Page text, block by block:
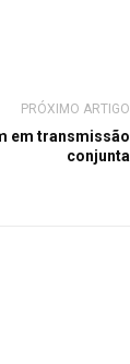
PRÓXIMO ARTIGO
em transmissão
conjunta